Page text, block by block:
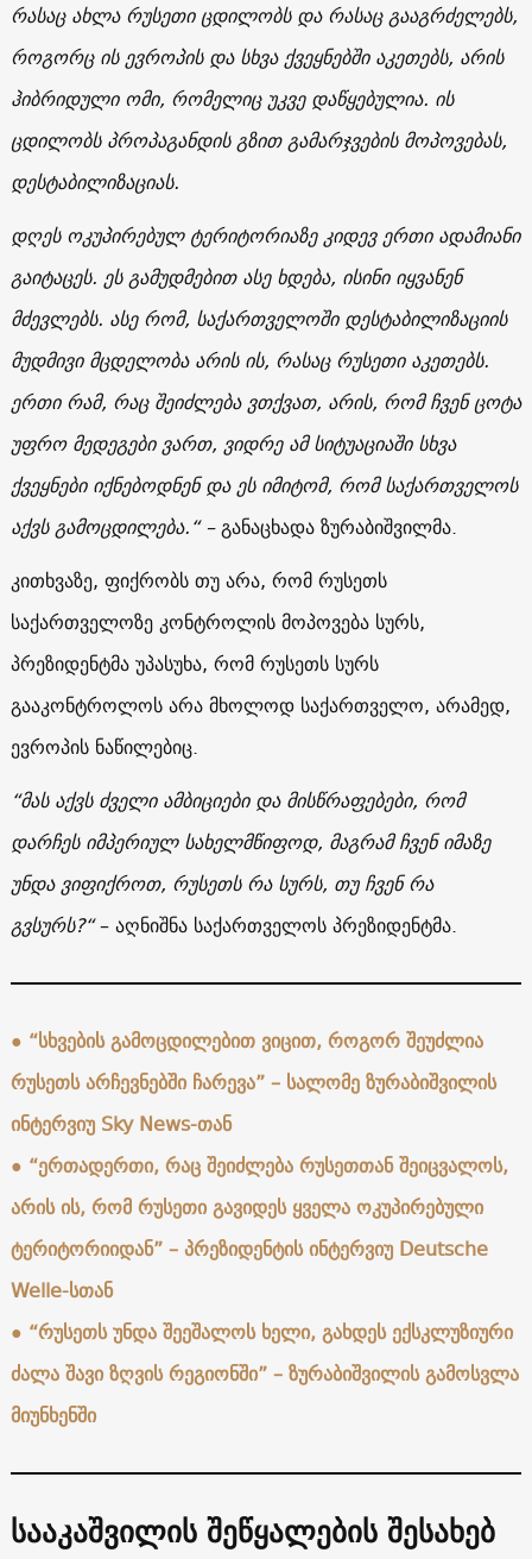
რასაც ახლა რუსეთი ცდილობს და რასაც გააგრძელებს,
როგორც ის ევროპის და სხვა ქვეყნებში აკეთებს, არის
ჰიბრიდული ომი, რომელიც უკვე დაწყებულია. ის
ცდილობს პროპაგანდის გზით გამარჯვების მოპოვებას,
დესტაბილიზაციას.
დღეს ოკუპირებულ ტერიტორიაზე კიდევ ერთი ადამიანი
გაიტაცეს. ეს გამუდმებით ასე ხდება, ისინი იყვანენ
მძევლებს. ასე რომ, საქართველოში დესტაბილიზაციის
მუდმივი მცდელობა არის ის, რასაც რუსეთი აკეთებს.
ერთი რამ, რაც შეიძლება ვთქვათ, არის, რომ ჩვენ ცოტა
უფრო მედეგები ვართ, ვიდრე ამ სიტუაციაში სხვა
ქვეყნები იქნებოდნენ და ეს იმიტომ, რომ საქართველოს
აქვს გამოცდილება.“ –განაცხადა ზურაბიშვილმა.
კითხვაზე, ფიქრობს თუ არა, რომ რუსეთს
საქართველოზე კონტროლის მოპოვება სურს,
პრეზიდენტმა უპასუხა, რომ რუსეთს სურს
გააკონტროლოს არა მხოლოდ საქართველო, არამედ,
ევროპის ნაწილებიც.
“მას აქვს ძველი ამბიციები და მისწრაფებები, რომ
დარჩეს იმპერიულ სახელმწიფოდ, მაგრამ ჩვენ იმაზე
უნდა ვიფიქროთ, რუსეთს რა სურს, თუ ჩვენ რა
გვსურს?“– აღნიშნა საქართველოს პრეზიდენტმა.
● “სხვების გამოცდილებით ვიცით, როგორ შეუძლია
რუსეთს არჩევნებში ჩარევა” – სალომე ზურაბიშვილის
ინტერვიუ Sky News-თან
● “ერთადერთი, რაც შეიძლება რუსეთთან შეიცვალოს,
არის ის, რომ რუსეთი გავიდეს ყველა ოკუპირებული
ტერიტორიიდან” – პრეზიდენტის ინტერვიუ Deutsche
Welle-სთან
● “რუსეთს უნდა შეეშალოს ხელი, გახდეს ექსკლუზიური
ძალა შავი ზღვის რეგიონში” – ზურაბიშვილის გამოსვლა
მიუნხენში
სააკაშვილის შეწყალების შესახებ